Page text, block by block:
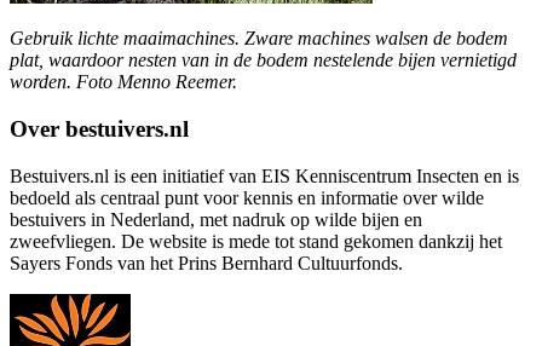
Gebruik lichte maaimachines. Zware machines walsen de bodem
plat, waardoor nesten van in de bodem nestelende bijen vernietigd
worden. Foto Menno Reemer.
Over bestuivers.nl
Bestuivers.nl is een initiatief van EIS Kenniscentrum Insecten en is
bedoeld als centraal punt voor kennis en informatie over wilde
bestuivers in Nederland, met nadruk op wilde bijen en
zweefvliegen. De website is mede tot stand gekomen dankzij het
Sayers Fonds van het Prins Bernhard Cultuurfonds.